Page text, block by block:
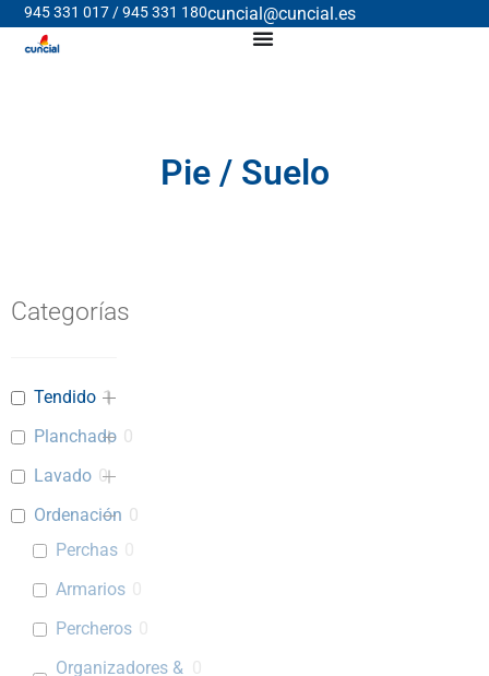
945 331 017 / 945 331 180cuncial@cuncial.es
Pie / Suelo
Categorías
Tendido 1
Planchado 0
Lavado 0
Ordenación 0
Perchas
Armarios
Percheros
Organizadores &